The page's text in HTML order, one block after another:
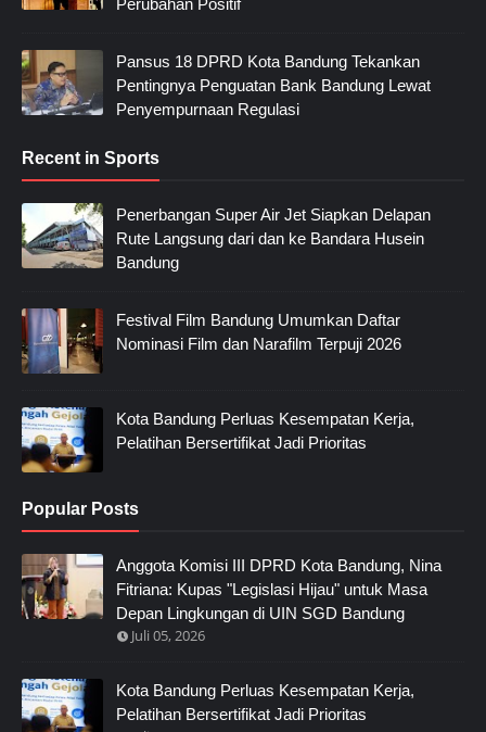
Pansus 18 DPRD Kota Bandung Tekankan
Pentingnya Penguatan Bank Bandung Lewat
Penyempurnaan Regulasi
Recent in Sports
Penerbangan Super Air Jet Siapkan Delapan
Rute Langsung dari dan ke Bandara Husein
Bandung
Festival Film Bandung Umumkan Daftar
Nominasi Film dan Narafilm Terpuji 2026
Kota Bandung Perluas Kesempatan Kerja,
Pelatihan Bersertifikat Jadi Prioritas
Popular Posts
Anggota Komisi III DPRD Kota Bandung, Nina
Fitriana: Kupas "Legislasi Hijau" untuk Masa
Depan Lingkungan di UIN SGD Bandung
Juli 05, 2026
Kota Bandung Perluas Kesempatan Kerja,
Pelatihan Bersertifikat Jadi Prioritas